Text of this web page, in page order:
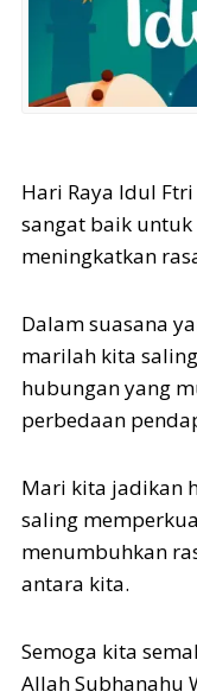
Hari Raya Idul
sangat baik
meningkatkan
Dalam suasana
marilah kita
hubungan yang
perbedaan
Mari kita jadikan
saling
menumbuhkan
antara kita.
Semoga kita
Allah Subhanahu